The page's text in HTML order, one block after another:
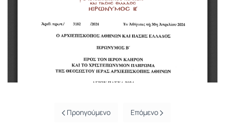
Προηγούμενο Επόμενο